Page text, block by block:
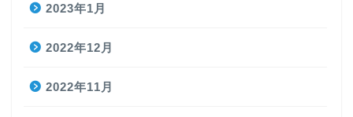
2023年1月
2022年12月
2022年11月